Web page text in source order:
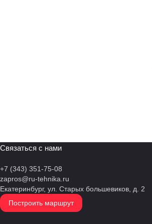
LP665EG2
LP665G2
MDH 132 6LT
Связаться с нами
+7 (343) 351-75-08
zapros@ru-tehnika.ru
Екатеринбург, ул. Старых большевиков, д. 2
Построить маршрут